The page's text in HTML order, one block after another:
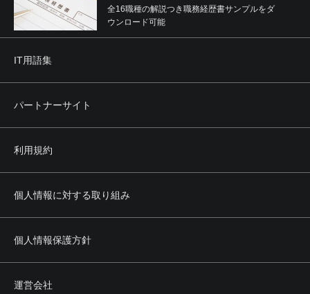
全16職種の解説つき職務経歴書サンプルをダ
ウンロード可能
IT用語集
パートナーサイト
利用規約
個人情報に対する取り組み
個人情報保護方針
運営会社